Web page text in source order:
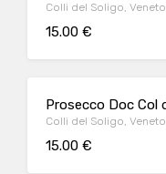
Colli del Soligo, Veneto
15.00 €
Prosecco Doc Col
Colli del Soligo, Veneto
15.00 €